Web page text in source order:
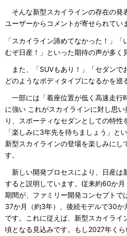
そんな新型スカイラインの存在の発
ユーザーからコメントが寄せられてい
「スカイライン諦めてなかった！」
むぞ日産！」といった期待の声が多く
また、「SUVもあり！」「セダンで
どのようなボディタイプになるかを巡
一部には「着座位置が低く高速走行
に強い これがスカイラインに対し思
り、スポーティなセダンとしての特性
「楽しみに3年先を待ちましょう」と
新型スカイラインの登場を楽しみにし
す。
新しい開発プロセスにより、日産は
すると説明しています。従来約60か
期間が、ファミリー開発コンセプトで
37か月（約3年）、後続モデルで30か
です。これに従えば、新型スカイラ
頃となる見込みです。もし2027年く